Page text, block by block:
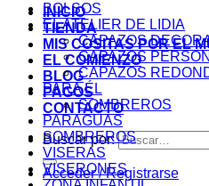
INICIO
TIENDA
MIS COSITAS POR EL
EL COMIENZO
BLOG
PAGOS
CONTACTO
Buscar por:
Acceder / Registrarse
BOLSOS
EL ATELIER DE LIDIA
CAPAZOS
CAPAZOS
CAPAZOS
PARA ÉL
SOMBREROS
PARAGUAS
SOMBREROS
VISERAS
VISERONES